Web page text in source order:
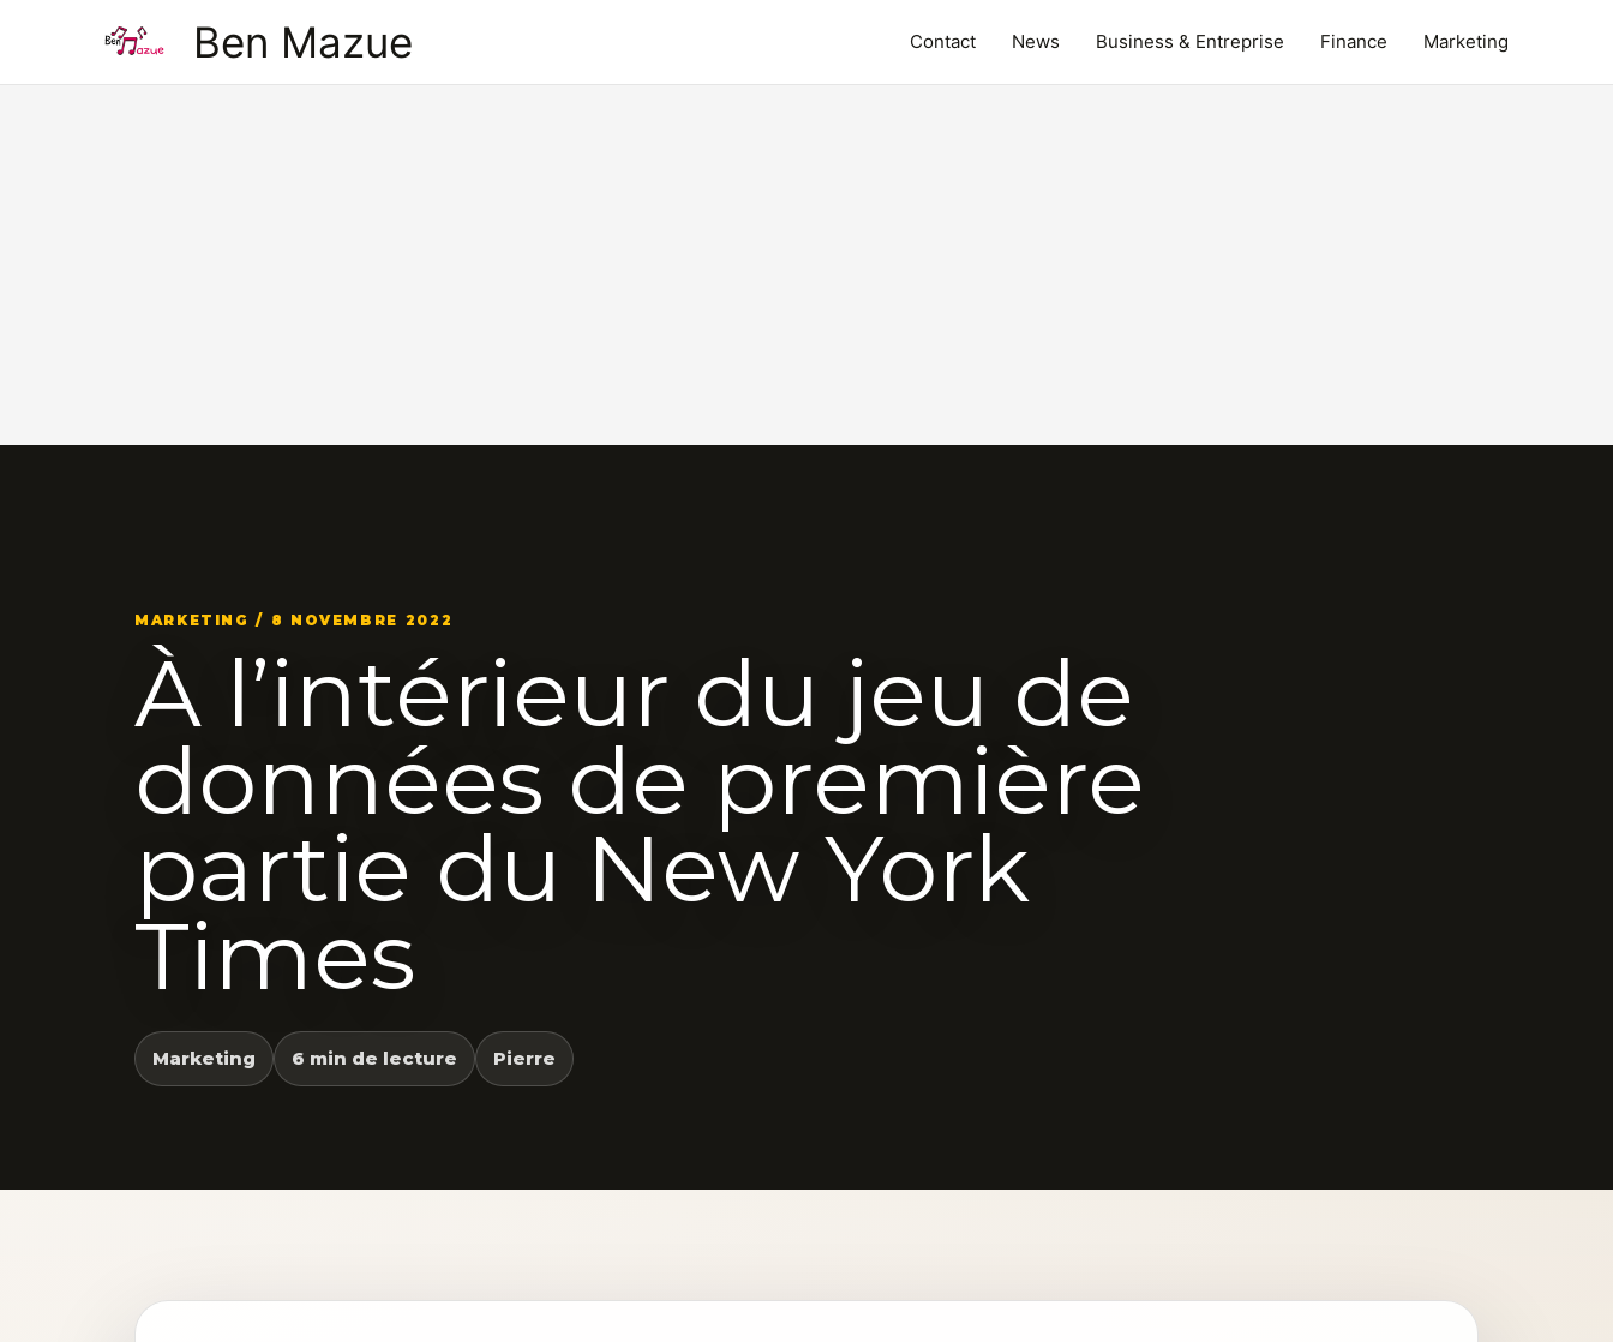
Ben Mazue Contact News Business & Entreprise Finance Marketing
MARKETING / 8 NOVEMBRE 2022
À l’intérieur du jeu de
données de première
partie du New York
Times
Marketing 6 min de lecture Pierre